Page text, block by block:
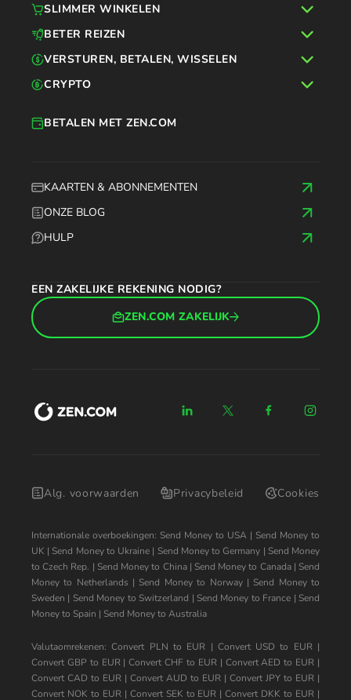
KAARTEN & ABONNEMENTEN
ONZE BLOG
HULP
BETALEN MET ZEN.COM
EEN ZAKELIJKE REKENING NODIG?
ZEN.COM ZAKELIJK
SLIMMER WINKELEN
BETER REIZEN
VERSTUREN, BETALEN, WISSELEN
CRYPTO
Alg. voorwaarden Privacybeleid Cookies
Internationale overboekingen: Send Money to USA | Send Money to
UK | Send Money to Ukraine | Send Money to Germany | Send Money
to Czech Rep. | Send Money to China| Send Money to Canada| Send
Money to Netherlands | Send Money to Norway| Send Money to
Sweden | Send Money to Switzerland | Send Money to France | Send
Money to Spain | Send Money to Australia
Valutaomrekenen:Convert PLN to EUR | Convert USD to EUR|
Convert GBP to EUR|Convert CHF to EUR| Convert AED to EUR |
Convert CAD to EUR | Convert AUD to EUR | Convert JPY to EUR |
Convert NOK to EUR| Convert SEK to EUR |Convert DKK to EUR |